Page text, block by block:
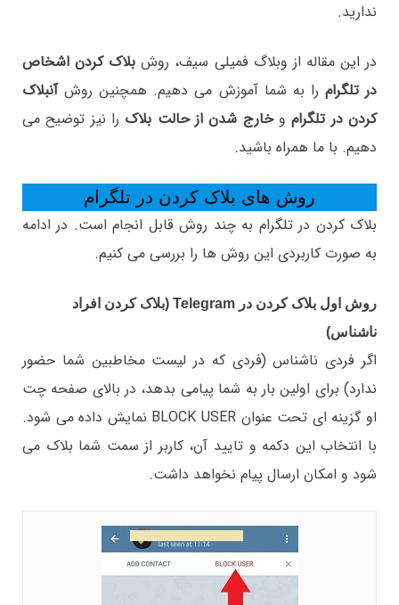
ندارید.
در این مقاله از وبلاگ فمیلی سیف، روشبلاک کردن اشخاص
در تلگرام را به شما آموزش می دهیم. همچنین روشآنبلاک
کردن در تلگراموخارج شدن از حالت بلاک را نیز توضیح می
دهیم. با ما همراه باشید.
روش های بلاک کردن در تلگرام
بلاک کردن در تلگرام به چند روش قابل انجام است. در ادامه
به صورت کاربردی این روش ها را بررسی می کنیم.
روش اول بلاک کردن در Telegram (بلاک کردن افراد
ناشناس)
اگر فردی ناشناس (فردی که در لیست مخاطبین شما حضور
ندارد) برای اولین بار به شما پیامی بدهد، در بالای صفحه چت
او گزینه ای تحت عنوان BLOCK USER نمایش داده می شود.
با انتخاب این دکمه و تایید آن، کاربر از سمت شما بلاک می
شود و امکان ارسال پیام نخواهد داشت.